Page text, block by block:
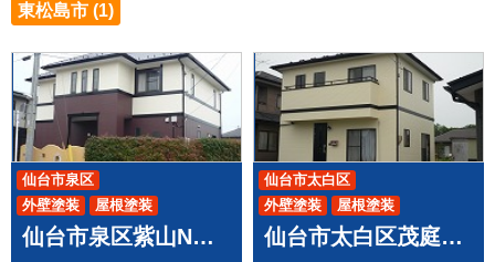
東松島市 (1)
仙台市泉区紫山N様邸で 屋根外壁塗装工事させて頂きました
外壁塗装 屋根塗装
仙台市泉区
仙台市太白区茂庭F様邸で 屋根外壁塗装工事させて頂きました
外壁塗装 屋根塗装
仙台市太白区